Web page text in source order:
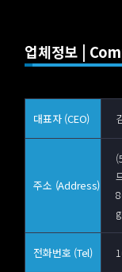
업체정보 |
대표자 (CEO)
주소 (Address)
전화번호 (Tel)